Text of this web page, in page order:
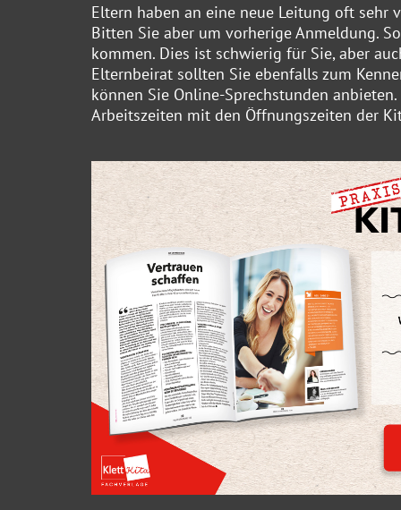
Eltern haben an eine neue Leitung oft sehr
Bitten Sie aber um vorherige Anmeldung.
kommen. Dies ist schwierig für Sie, aber
Elternbeirat sollten Sie ebenfalls zum
können Sie Online-Sprechstunden
Arbeitszeiten mit den Öffnungszeiten der